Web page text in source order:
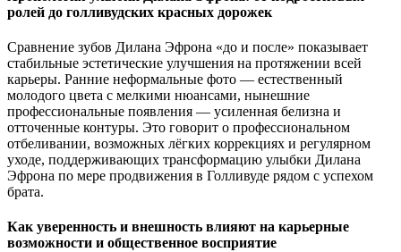
ролей до голливудских красных дорожек
Сравнение зубов Дилана Эфрона «до и после» показывает
стабильные эстетические улучшения на протяжении всей
карьеры. Ранние неформальные фото — естественный
молодого цвета с мелкими нюансами, нынешние
профессиональные появления — усиленная белизна и
отточенные контуры. Это говорит о профессиональном
отбеливании, возможных лёгких коррекциях и регулярном
уходе, поддерживающих трансформацию улыбки Дилана
Эфрона по мере продвижения в Голливуде рядом с успехом
брата.
Как уверенность и внешность влияют на карьерные
возможности и общественное восприятие